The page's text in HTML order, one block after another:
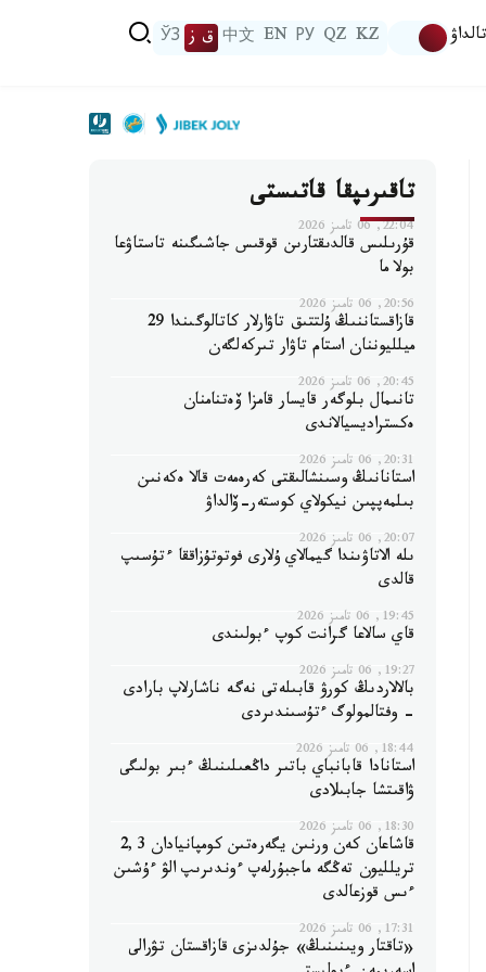
تالداۋ KZ
QZ
РУ
EN
中文 ق ز ЎЗ
تاقىرىپقا قاتىستى
22:04, 06 تامىز 2026
قۇرىلىس قالدىقتارىن قوقىس جاشىگىنە تاستاۋعا
بولا ما
20:56, 06 تامىز 2026
قازاقستاننىڭ ۇلتتىق تاۋارلار كاتالوگىندا 29
ميلليوننان استام تاۋار تىركەلگەن
20:45, 06 تامىز 2026
تانىمال بلوگەر قايسار قامزا ۆەتنامنان
ەكستراديسيالاندى
20:31, 06 تامىز 2026
استانانىڭ وسىنشالىقتى كەرەمەت قالا ەكەنىن
بىلمەپپىن نيكولاي كوستەر-ۆالداۋ
20:07, 06 تامىز 2026
ىلە الاتاۋىندا گيمالاي ۇلارى فوتوتۇزاققا ءتۇسىپ
قالدى
19:45, 06 تامىز 2026
قاي سالاعا گرانت كوپ ءبولىندى
19:27, 06 تامىز 2026
بالالاردىڭ كورۋ قابىلەتى نەگە ناشارلاپ بارادى
- وفتالمولوگ ءتۇسىندىردى
18:44, 06 تامىز 2026
استانادا قابانباي باتىر داڭعىلىنىڭ ءبىر بولىگى
ۋاقىتشا جابىلادى
18:30, 06 تامىز 2026
قاشاعان كەن ورنىن يگەرەتىن كومپانيادان 2,3
تريلليون تەڭگە ماجبۇرلەپ ءوندىرىپ الۋ ءۇشىن
ءىس قوزعالدى
17:31, 06 تامىز 2026
«تاقتار ويىنىنىڭ» جۇلدىزى قازاقستان تۋرالى